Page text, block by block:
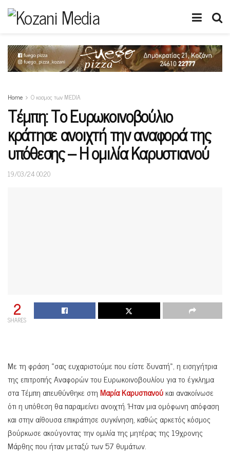
Home Ο κοσμος των MEDIA
Τέμπη: Το Ευρωκοινοβούλιο
κράτησε ανοιχτή την αναφορά της
υπόθεσης – Η ομιλία Καρυστιανού
19/03/24 00:20
2
SHARES
Με τη φράση «σας ευχαριστούμε που είστε δυνατή», η εισηγήτρια
της επιτροπής Αναφορών του Ευρωκοινοβουλίου για το έγκλημα
στα Τέμπη απευθύνθηκε στηΜαρία Καρυστιανούκαι ανακοίνωσε
ότι η υπόθεση θα παραμείνει ανοιχτή. Ήταν μια ομόφωνη απόφαση
και στην αίθουσα επικράτησε συγκίνηση, καθώς αρκετός κόσμος
βούρκωσε ακούγοντας την ομιλία της μητέρας της 19χρονης
Μάρθης που ήταν μεταξύ των 57 θυμάτων.